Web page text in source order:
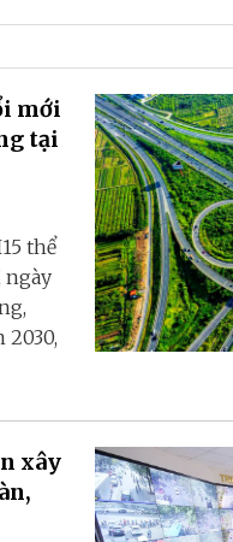
mới
tại
thể
ngày
xây